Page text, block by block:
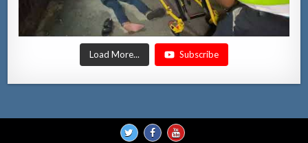
Load More... Subscribe